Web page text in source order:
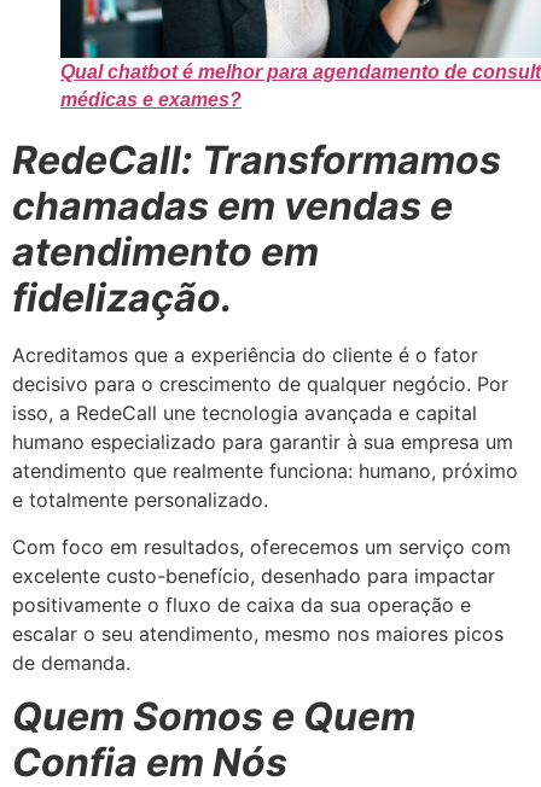
Qual chatbot é melhor para agendamento de
médicas e exames?
RedeCall: Transformamos
chamadas em vendas e
atendimento em
fidelização.
Acreditamos que a experiência do cliente é o fator
decisivo para o crescimento de qualquer negócio. Por
isso, a RedeCall une tecnologia avançada e capital
humano especializado para garantir à sua empresa um
atendimento que realmente funciona: humano, próximo
e totalmente personalizado.
Com foco em resultados, oferecemos um serviço com
excelente custo-benefício, desenhado para impactar
positivamente o fluxo de caixa da sua operação e
escalar o seu atendimento, mesmo nos maiores picos
de demanda.
Quem Somos e Quem
Confia em Nós